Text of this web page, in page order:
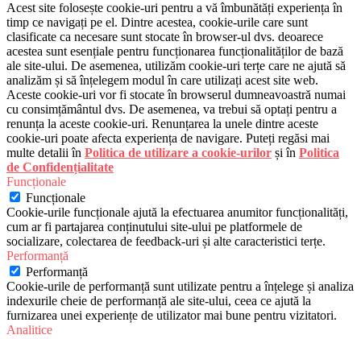
Acest site folosește cookie-uri pentru a vă îmbunătăți experiența în
timp ce navigați pe el. Dintre acestea, cookie-urile care sunt
clasificate ca necesare sunt stocate în browser-ul dvs. deoarece
acestea sunt esențiale pentru funcționarea funcționalităților de bază
ale site-ului. De asemenea, utilizăm cookie-uri terțe care ne ajută să
analizăm și să înțelegem modul în care utilizați acest site web.
Aceste cookie-uri vor fi stocate în browserul dumneavoastră numai
cu consimțământul dvs. De asemenea, va trebui să optați pentru a
renunța la aceste cookie-uri. Renunțarea la unele dintre aceste
cookie-uri poate afecta experiența de navigare. Puteți regăsi mai
multe detalii în Politica de utilizare a cookie-urilor și în Politica
de Confidențialitate
Funcționale
Funcționale
Cookie-urile funcționale ajută la efectuarea anumitor funcționalități,
cum ar fi partajarea conținutului site-ului pe platformele de
socializare, colectarea de feedback-uri și alte caracteristici terțe.
Performanță
Performanță
Cookie-urile de performanță sunt utilizate pentru a înțelege și analiza
indexurile cheie de performanță ale site-ului, ceea ce ajută la
furnizarea unei experiențe de utilizator mai bune pentru vizitatori.
Analitice